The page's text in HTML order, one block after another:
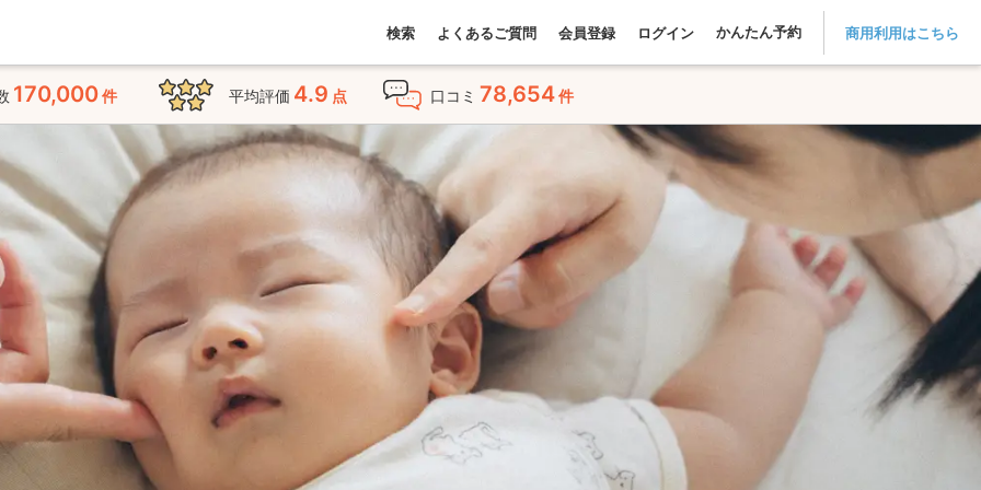
検索 よくあるご質問 会員登録 ログイン かんたん予約 商用利用はこちら
170,000件 平均評価 4.9 点 口コミ 78,654件